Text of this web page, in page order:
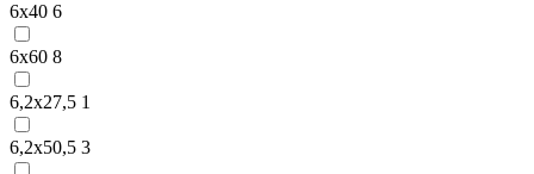
6х40 6
6х60 8
6,2х27,5 1
6,2х50,5 3